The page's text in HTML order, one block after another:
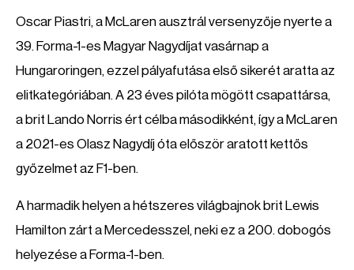
Oscar Piastri, a McLaren ausztrál versenyzője nyerte a
39. Forma-1-es Magyar Nagydíjat vasárnap a
Hungaroringen, ezzel pályafutása első sikerét aratta az
elitkategóriában. A 23 éves pilóta mögött csapattársa,
a brit Lando Norris ért célba másodikként, így a McLaren
a 2021-es Olasz Nagydíj óta először aratott kettős
győzelmet az F1-ben.
A harmadik helyen a hétszeres világbajnok brit Lewis
Hamilton zárt a Mercedesszel, neki ez a 200. dobogós
helyezése a Forma-1-ben.